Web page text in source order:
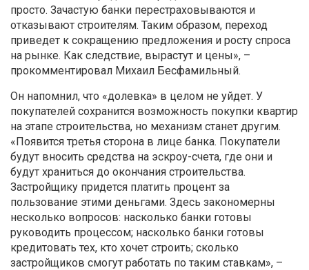
просто. Зачастую банки перестраховываются и
отказывают строителям. Таким образом, переход
приведет к сокращению предложения и росту спроса
на рынке. Как следствие, вырастут и цены», –
прокомментировал Михаил Бесфамильный.
Он напомнил, что «долевка» в целом не уйдет. У
покупателей сохранится возможность покупки квартир
на этапе строительства, но механизм станет другим.
«Появится третья сторона в лице банка. Покупатели
будут вносить средства на эскроу-счета, где они и
будут храниться до окончания строительства.
Застройщику придется платить процент за
пользование этими деньгами. Здесь закономерны
несколько вопросов: насколько банки готовы
руководить процессом; насколько банки готовы
кредитовать тех, кто хочет строить; сколько
застройщиков смогут работать по таким ставкам», –